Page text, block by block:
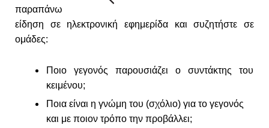
παραπάνω
είδηση σε ηλεκτρονική εφημερίδα και συζητήστε σε
ομάδες:
Ποιο γεγονός παρουσιάζει ο συντάκτης του
κειμένου;
Ποια είναι η γνώμη του (σχόλιο) για το γεγονός
και με ποιον τρόπο την προβάλλει;